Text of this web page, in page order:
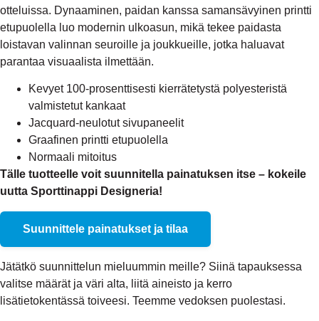
otteluissa. Dynaaminen, paidan kanssa samansävyinen printti
etupuolella luo modernin ulkoasun, mikä tekee paidasta
loistavan valinnan seuroille ja joukkueille, jotka haluavat
parantaa visuaalista ilmettään.
Kevyet 100-prosenttisesti kierrätetystä polyesteristä
valmistetut kankaat
Jacquard-neulotut sivupaneelit
Graafinen printti etupuolella
Normaali mitoitus
Tälle tuotteelle voit suunnitella painatuksen itse – kokeile
uutta Sporttinappi Designeria!
Suunnittele painatukset ja tilaa
Jätätkö suunnittelun mieluummin meille? Siinä tapauksessa
valitse määrät ja väri alta, liitä aineisto ja kerro
lisätietokentässä toiveesi. Teemme vedoksen puolestasi.